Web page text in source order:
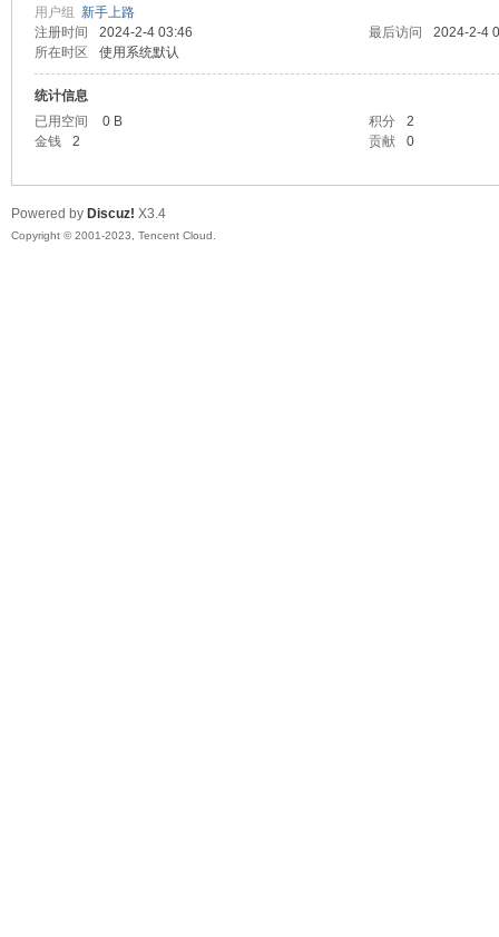
用户组 新手上路
注册时间
2024-2-4 03:46 最后访问
2024-2-4
所在时区
使用系统默认
统计信息
已用空间
0 B 积分
2
金钱
2 贡献 0
Powered by Discuz! X3.4
Copyright © 2001-2023, Tencent Cloud.